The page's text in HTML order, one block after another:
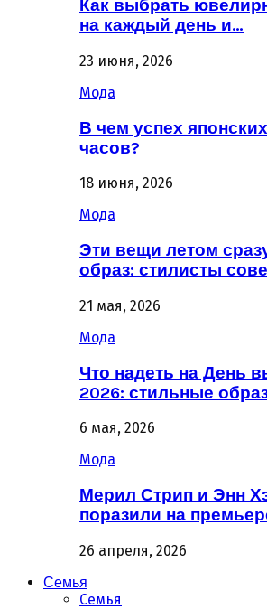
Как выбрать
на каждый день и…
23 июня, 2026
Мода
В чем успех
часов?
18 июня, 2026
Мода
Эти вещи летом
образ: стилисты
21 мая, 2026
Мода
Что надеть на День
2026: стильные
6 мая, 2026
Мода
Мерил Стрип и Энн
поразили на
26 апреля, 2026
Семья
Семья